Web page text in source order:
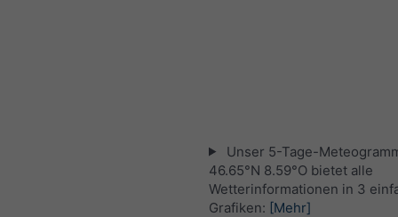
Unser 5-Tage-
46.65°N 8.59°O bietet alle
Wetterinformationen in 3
Grafiken: [Mehr]